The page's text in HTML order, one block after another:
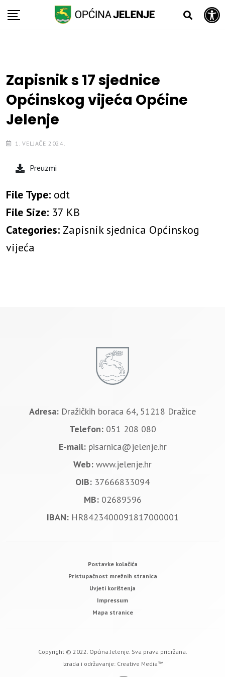
Open toolbar
Skip
Zapisnik s 17 sjednice
Općinskog vijeća Općine
Jelenje
1. VELJAČE 2024.
Preuzmi
File Type: odt
File Size: 37 KB
Categories: Zapisnik sjednica Općinskog
vijeća
Adresa: Dražičkih boraca 64, 51218 Dražice
Telefon: 051 208 080
E-mail: pisarnica@jelenje.hr
Web: www.jelenje.hr
OIB: 37666833094
MB: 02689596
IBAN: HR8423400091817000001
Postavke kolačića
Pristupačnost mrežnih stranica
Uvjeti korištenja
Impressum
Mapa stranice
Copyright © 2022. Općina Jelenje. Sva prava pridržana.
Izrada i održavanje: Creative Media™